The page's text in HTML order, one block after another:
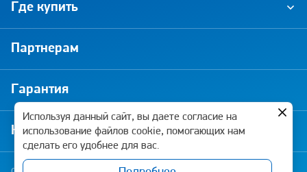
Где купить
Партнерам
Гарантия
Новости и акции
Используя данный сайт, вы даете согласие на
использование файлов cookie, помогающих нам
сделать его удобнее для вас.